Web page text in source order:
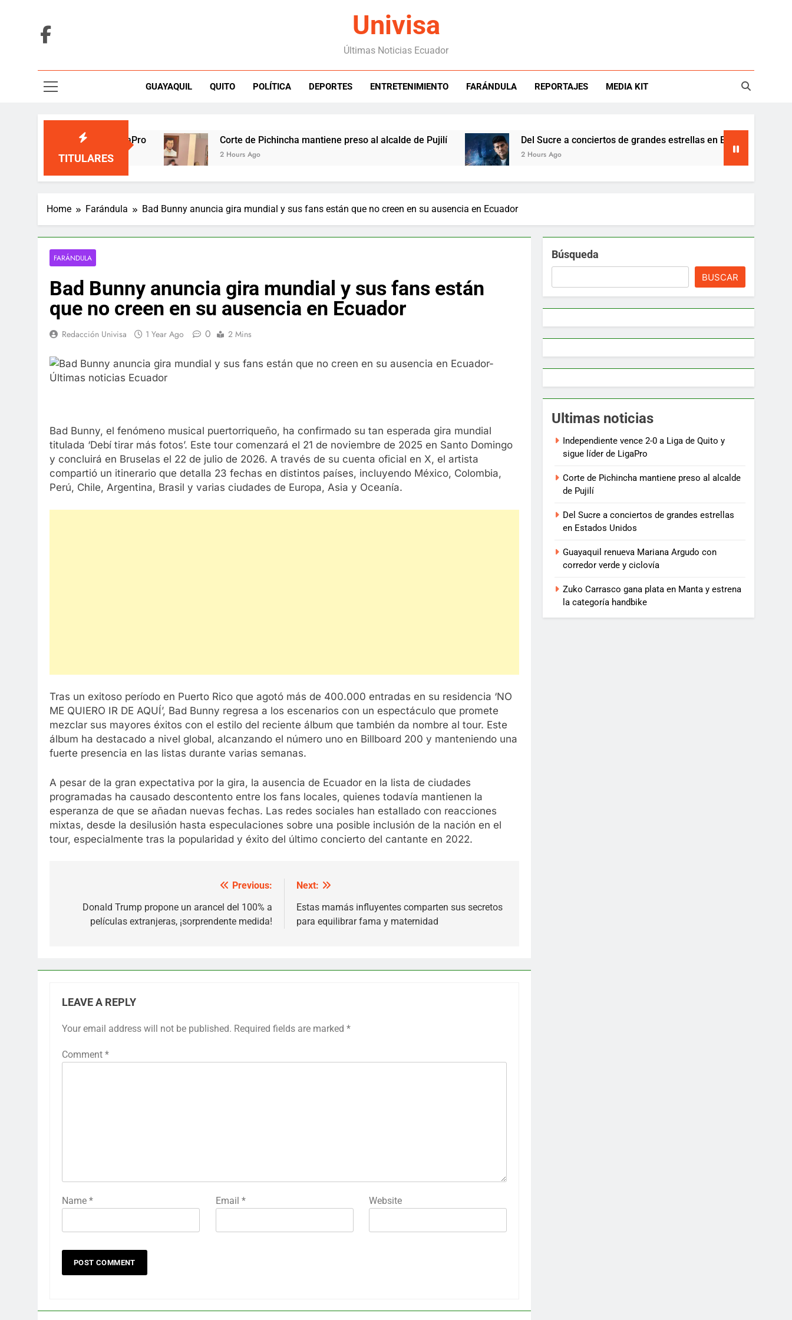
Univisa
Últimas Noticias Ecuador
GUAYAQUIL QUITO POLÍTICA DEPORTES ENTRETENIMIENTO FARÁNDULA REPORTAJES MEDIA KIT
TITULARES
y sigue líder de LigaPro Corte de Pichincha mantiene preso al alcalde de Pujilí
2 Hours Ago
Del Sucre a conciertos de grandes estrellas en Estados Unidos
2 Hours Ago
Home Farándula Bad Bunny anuncia gira mundial y sus fans están que no creen en su ausencia en Ecuador
FARÁNDULA
Bad Bunny anuncia gira mundial y sus fans están
que no creen en su ausencia en Ecuador
Redacción Univisa 1 Year Ago 0 2 Mins
Bad Bunny, el fenómeno musical puertorriqueño, ha confirmado su tan esperada gira mundial
titulada ‘Debí tirar más fotos’. Este tour comenzará el 21 de noviembre de 2025 en Santo Domingo
y concluirá en Bruselas el 22 de julio de 2026. A través de su cuenta oficial en X, el artista
compartió un itinerario que detalla 23 fechas en distintos países, incluyendo México, Colombia,
Perú, Chile, Argentina, Brasil y varias ciudades de Europa, Asia y Oceanía.
Tras un exitoso período en Puerto Rico que agotó más de 400.000 entradas en su residencia ‘NO
ME QUIERO IR DE AQUÍ’, Bad Bunny regresa a los escenarios con un espectáculo que promete
mezclar sus mayores éxitos con el estilo del reciente álbum que también da nombre al tour. Este
álbum ha destacado a nivel global, alcanzando el número uno en Billboard 200 y manteniendo una
fuerte presencia en las listas durante varias semanas.
A pesar de la gran expectativa por la gira, la ausencia de Ecuador en la lista de ciudades
programadas ha causado descontento entre los fans locales, quienes todavía mantienen la
esperanza de que se añadan nuevas fechas. Las redes sociales han estallado con reacciones
mixtas, desde la desilusión hasta especulaciones sobre una posible inclusión de la nación en el
tour, especialmente tras la popularidad y éxito del último concierto del cantante en 2022.
navigation
Previous:
Donald Trump propone un arancel del 100% a
películas extranjeras, ¡sorprendente medida!
Next:
Estas mamás influyentes comparten sus secretos
para equilibrar fama y maternidad
LEAVE A REPLY
Your email address will not be published. Required fields are marked *
Comment *
Name * Email * Website
Búsqueda
BUSCAR
Ultimas noticias
Independiente vence 2-0 a Liga de Quito y
sigue líder de LigaPro
Corte de Pichincha mantiene preso al alcalde
de Pujilí
Del Sucre a conciertos de grandes estrellas
en Estados Unidos
Guayaquil renueva Mariana Argudo con
corredor verde y ciclovía
Zuko Carrasco gana plata en Manta y estrena
la categoría handbike